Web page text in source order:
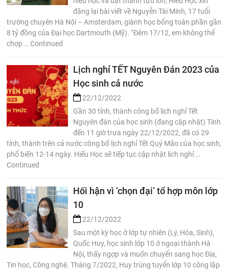
đăng lại bài viết về Nguyễn Tài Minh, 17 tuổi
trường chuyên Hà Nội – Amsterdam, giành học bổng toàn phần gần
8 tỷ đồng của Đại học Dartmouth (Mỹ). “Đêm 17/12, em không thể
chợp … Continued
Lịch nghỉ TẾT Nguyên Đán 2023 của
Học sinh cả nước
22/12/2022
Gần 30 tỉnh, thành công bố lịch nghỉ Tết
Nguyên đán của học sinh (đang cập nhật) Tính
đến 11 giờ trưa ngày 22/12/2022, đã có 29
tỉnh, thành trên cả nước công bố lịch nghỉ Tết Quý Mão của học sinh,
phổ biến 12-14 ngày. Hiếu Học sẽ tiếp tục cập nhật lịch nghỉ …
Continued
Hối hận vì ‘chọn đại’ tổ hợp môn lớp
10
22/12/2022
Sau một kỳ học ở lớp tự nhiên (Lý, Hóa, Sinh),
Quốc Huy, học sinh lớp 10 ở ngoại thành Hà
Nội, thấy ngợp và muốn chuyển sang học Địa,
Tin học, Công nghệ. Tháng 7/2022, Huy trúng tuyển lớp 10 công lập